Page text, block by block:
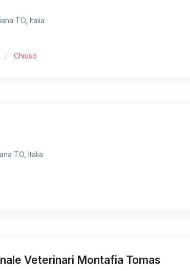
TO, Italia
Chiuso
TO, Italia
Veterinari Montafia Tomas